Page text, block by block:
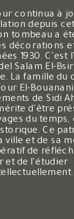
continua à
depuis
tombeau a
décorations
1930. C'est
Salam El-
La famille du
El-
de Sidi
d'être
du temps,
Ce
ville et de sa
de
et de l'étudier